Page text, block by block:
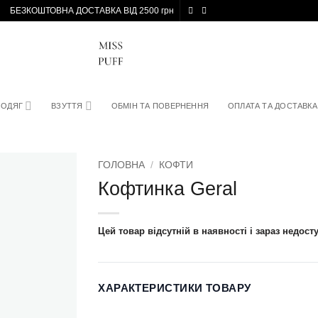
БЕЗКОШТОВНА ДОСТАВКА ВІД 2500 грн
ОДЯГ ВЗУТТЯ ОБМІН ТА ПОВЕРНЕННЯ ОПЛАТА ТА ДОСТАВКА
ГОЛОВНА / КОФТИ
Кофтинка Geral
Цей товар відсутній в наявності і зараз
ХАРАКТЕРИСТИКИ ТОВАРУ